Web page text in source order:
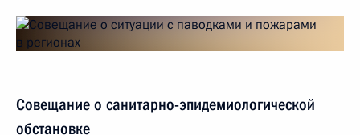
Совещание о санитарно-эпидемиологической
обстановке